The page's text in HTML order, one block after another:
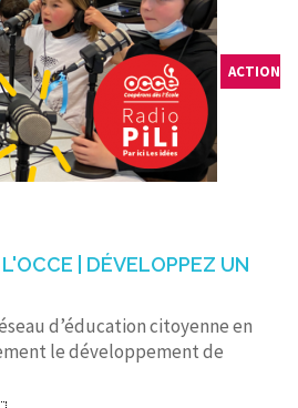
ACTION
| DÉVELOPPEZ UN
d’éducation citoyenne en
le développement de